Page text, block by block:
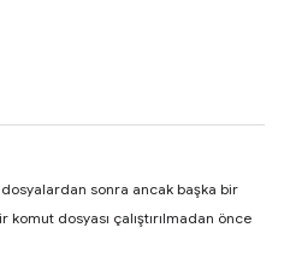
sonra ancak başka bir
dosyası çalıştırılmadan önce